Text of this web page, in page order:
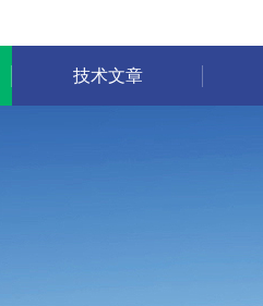
技术文章